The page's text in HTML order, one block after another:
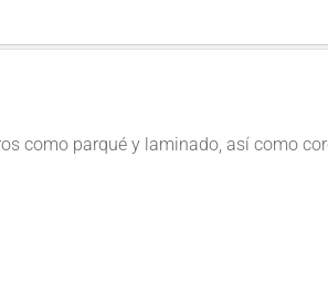
como parqué y laminado, así como